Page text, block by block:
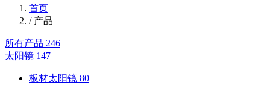
首页
/ 产品
所有产品 246
太阳镜 147
板材太阳镜 80